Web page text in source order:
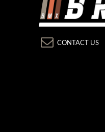
CONTACT US